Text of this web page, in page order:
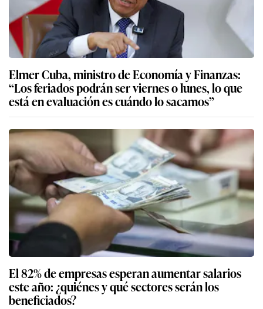
Elmer Cuba, ministro de Economía y Finanzas:
“Los feriados podrán ser viernes o lunes, lo que
está en evaluación es cuándo lo sacamos”
El 82% de empresas esperan aumentar salarios
este año: ¿quiénes y qué sectores serán los
beneficiados?